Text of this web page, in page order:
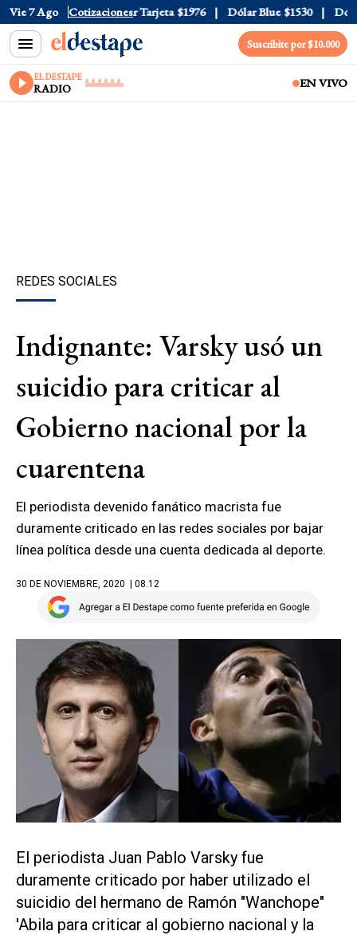
Vie 7 Ago Cotizaciones
Oficial $1520 Dólar Tarjeta $1976 Dólar Blue $1530 Dólar
Suscribite por $10.000
EL DESTAPE
RADIO EN VIVO
REDES SOCIALES
Indignante: Varsky usó un
suicidio para criticar al
Gobierno nacional por la
cuarentena
El periodista devenido fanático macrista fue
duramente criticado en las redes sociales por bajar
línea política desde una cuenta dedicada al deporte.
30 DE NOVIEMBRE, 2020 | 08.12
El periodista Juan Pablo Varsky fue
duramente criticado por haber utilizado el
suicidio del hermano de Ramón "Wanchope"
'Abila para criticar al gobierno nacional y la